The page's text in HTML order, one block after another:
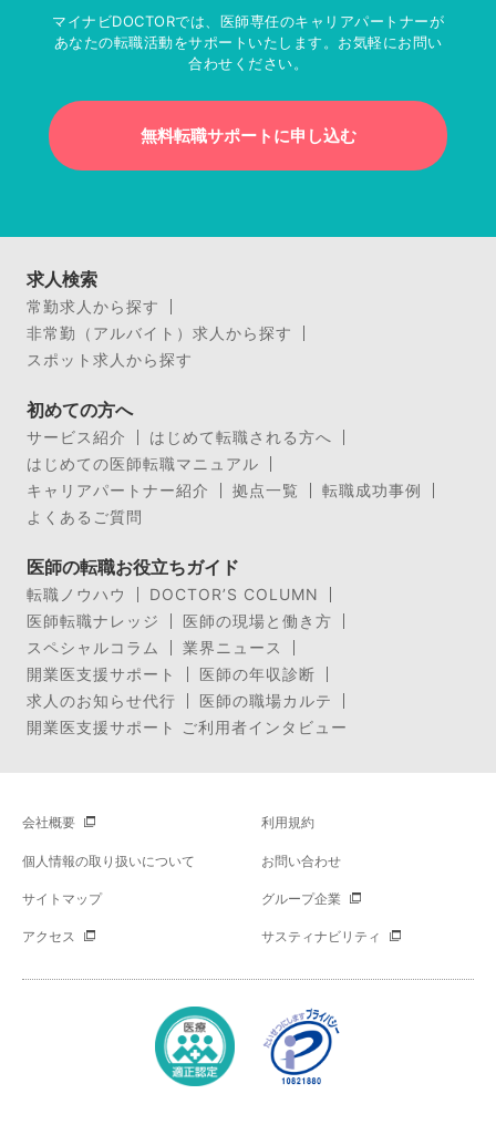
マイナビDOCTORでは、医師専任のキャリアパートナーが
あなたの転職活動をサポートいたします。お気軽にお問い
合わせください。
無料転職サポートに申し込む
求人検索
常勤求人から探す
非常勤（アルバイト）求人から探す
スポット求人から探す
初めての方へ
サービス紹介
はじめて転職される方へ
はじめての医師転職マニュアル
キャリアパートナー紹介
拠点一覧
転職成功事例
よくあるご質問
医師の転職お役立ちガイド
転職ノウハウ
DOCTOR’S COLUMN
医師転職ナレッジ
医師の現場と働き方
スペシャルコラム
業界ニュース
開業医支援サポート
医師の年収診断
求人のお知らせ代行
医師の職場カルテ
開業医支援サポート ご利用者インタビュー
会社概要 利用規約
個人情報の取り扱いについて お問い合わせ
サイトマップ グループ企業
アクセス サスティナビリティ